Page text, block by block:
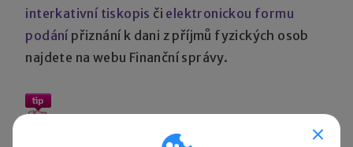
interkativní tiskopis či elektronickou formu
podání přiznání k dani z příjmů fyzických osob
najdete na webu Finanční správy.
usnadní